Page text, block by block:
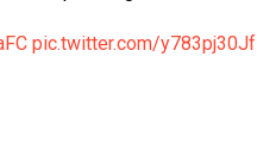
pic.twitter.com/y783pj30Jf